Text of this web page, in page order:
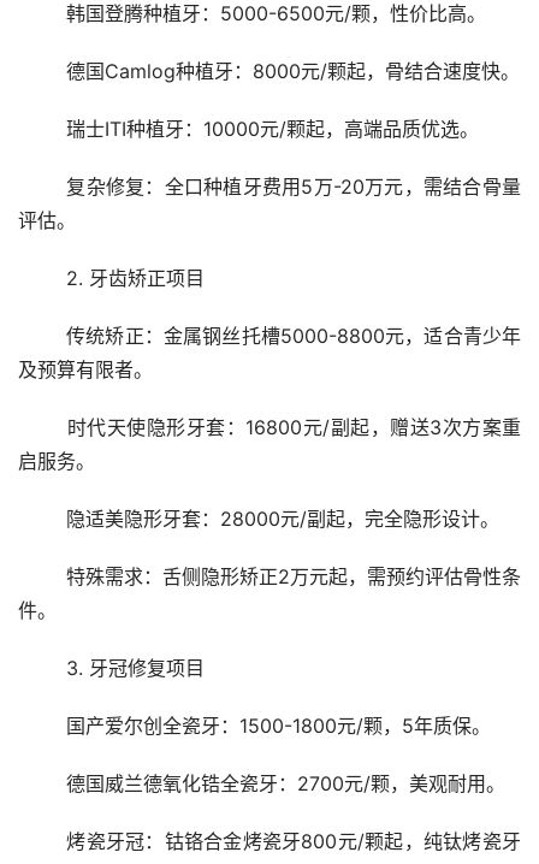
	韩国登腾种植牙：5000-6500元/颗，性价比高。
	德国Camlog种植牙：8000元/颗起，骨结合速度快。
	瑞士ITI种植牙：10000元/颗起，高端品质优选。
评估。
	2. 牙齿矫正项目
	传统矫正：金属钢丝托槽5000-8800元，适合青少年
及预算有限者。
启服务。
	隐适美隐形牙套：28000元/副起，完全隐形设计。
件。
	3. 牙冠修复项目
	国产爱尔创全瓷牙：1500-1800元/颗，5年质保。
	德国威兰德氧化锆全瓷牙：2700元/颗，美观耐用。
	烤瓷牙冠：钴铬合金烤瓷牙800元/颗起，纯钛烤瓷牙